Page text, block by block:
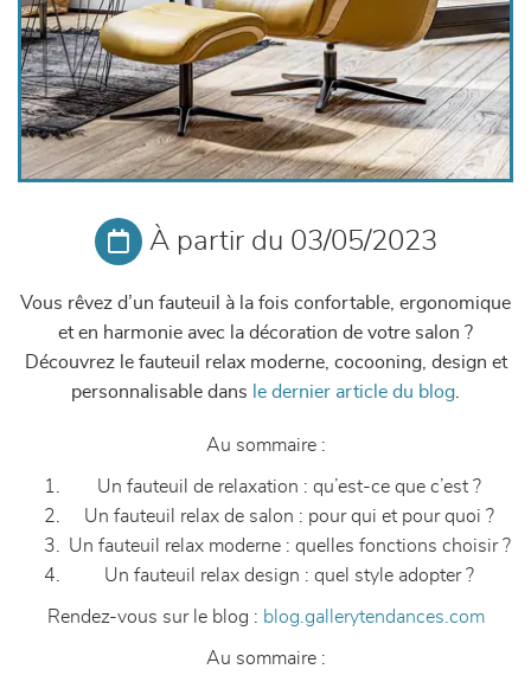
À partir du 03/05/2023
Vous rêvez d’un fauteuil à la fois confortable, ergonomique
et en harmonie avec la décoration de votre salon ?
Découvrez le fauteuil relax moderne, cocooning, design et
personnalisable dans le dernier article du blog
Au sommaire :
Un fauteuil de relaxation : qu’est-ce que c’est ?
Un fauteuil relax de salon : pour qui et pour quoi ?
Un fauteuil relax moderne : quelles fonctions choisir ?
Un fauteuil relax design : quel style adopter ?
Rendez-vous sur le blog : blog.gallerytendances.com
Au sommaire :